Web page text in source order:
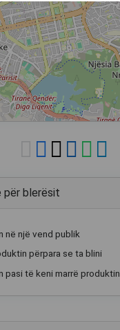
për blerësit
në një vend publik
përpara se ta blini
pasi të keni marrë produktin